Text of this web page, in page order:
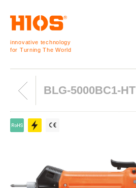
innovative technology
for Turning The World
BLG-5000BC1-HT